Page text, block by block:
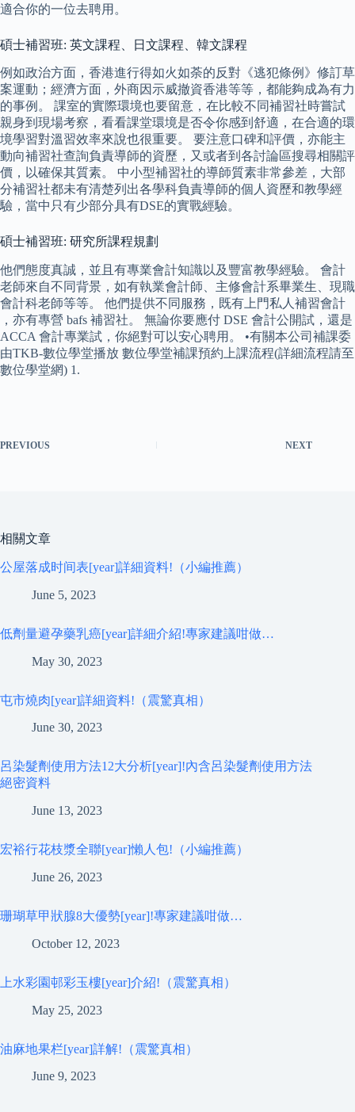
適合你的一位去聘用。
碩士補習班: 英文課程、日文課程、韓文課程
例如政治方面，香港進行得如火如荼的反對《逃犯條例》修訂草
案運動；經濟方面，外商因示威撤資香港等等，都能夠成為有力
的事例。 課室的實際環境也要留意，在比較不同補習社時嘗試
親身到現場考察，看看課堂環境是否令你感到舒適，在合適的環
境學習對溫習效率來說也很重要。 要注意口碑和評價，亦能主
動向補習社查詢負責導師的資歷，又或者到各討論區搜尋相關評
價，以確保其質素。 中小型補習社的導師質素非常參差，大部
分補習社都未有清楚列出各學科負責導師的個人資歷和教學經
驗，當中只有少部分具有DSE的實戰經驗。
碩士補習班: 研究所課程規劃
他們態度真誠，並且有專業會計知識以及豐富教學經驗。 會計
老師來自不同背景，如有執業會計師、主修會計系畢業生、現職
會計科老師等等。 他們提供不同服務，既有上門私人補習會計
，亦有專營 bafs 補習社。 無論你要應付 DSE 會計公開試，還是
ACCA 會計專業試，你絕對可以安心聘用。 •有關本公司補課委
由TKB-數位學堂播放 數位學堂補課預約上課流程(詳細流程請至
數位學堂網) 1.
PREVIOUS NEXT
相關文章
公屋落成时间表[year]詳細資料!（小編推薦）
June 5, 2023
低劑量避孕藥乳癌[year]詳細介紹!專家建議咁做…
May 30, 2023
屯市燒肉[year]詳細資料!（震驚真相）
June 30, 2023
呂染髮劑使用方法12大分析[year]!內含呂染髮劑使用方法
絕密資料
June 13, 2023
宏裕行花枝漿全聯[year]懶人包!（小編推薦）
June 26, 2023
珊瑚草甲狀腺8大優勢[year]!專家建議咁做…
October 12, 2023
上水彩園邨彩玉樓[year]介紹!（震驚真相）
May 25, 2023
油麻地果栏[year]詳解!（震驚真相）
June 9, 2023